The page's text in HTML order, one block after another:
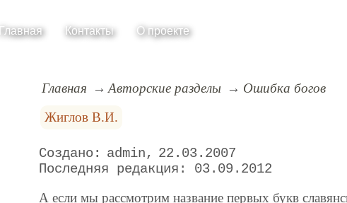
Главная Контакты О проекте
Главная Авторские разделы
Ошибка богов
Жиглов В.И.
admin
22.03.2007
03.09.2012
А если мы рассмотрим название первых букв